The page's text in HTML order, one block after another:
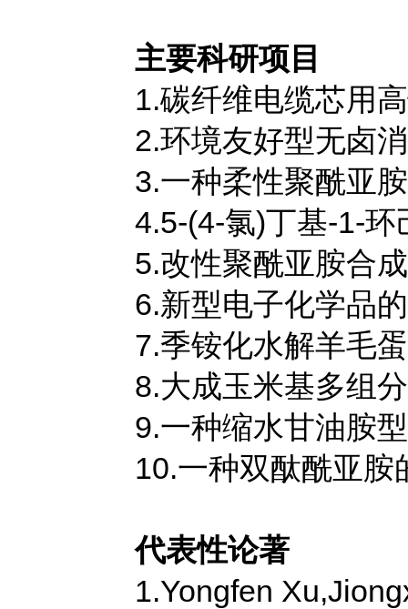
主要科研项目
1.碳纤维电缆芯用
2.环境友好型无卤
3.一种柔性聚酰亚
4.5-(4-氯)丁基-1-
5.改性聚酰亚胺合
6.新型电子化学品
7.季铵化水解羊毛
8.大成玉米基多组
9.一种缩水甘油胺
10.一种双酞酰亚胺
代表性论著
1.Yongfen